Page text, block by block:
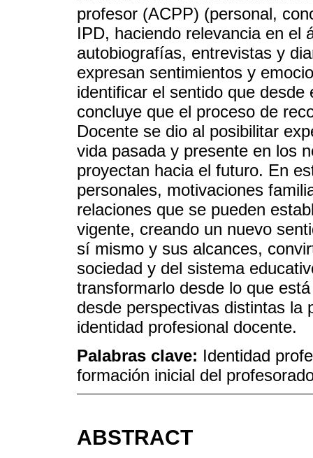
profesor (ACPP) (personal,
IPD, haciendo relevancia en el
autobiografías, entrevistas y
expresan sentimientos y
identificar el sentido que
concluye que el proceso de
Docente se dio al posibilitar
vida pasada y presente en los
proyectan hacia el futuro. En
personales, motivaciones
relaciones que se pueden
vigente, creando un nuevo
sí mismo y sus alcances,
sociedad y del sistema
transformarlo desde lo que
desde perspectivas distintas la
identidad profesional docente.
Palabras clave: Identidad
formación inicial del
ABSTRACT